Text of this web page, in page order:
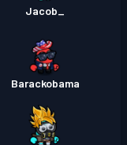
Jacob_
Barackobama